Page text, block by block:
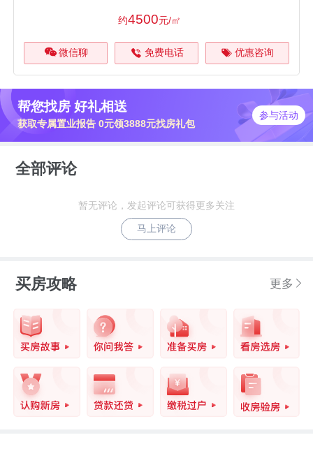
约4500元/㎡
微信聊 免费电话 优惠咨询
帮您找房 好礼相送
获取专属置业报告 0元领3888元找房礼包
参与活动
全部评论
暂无评论，发起评论可获得更多关注
马上评论
买房攻略 更多